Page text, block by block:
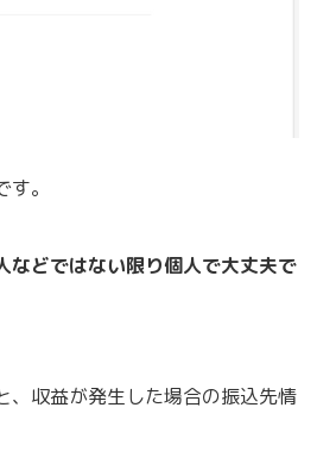
。
などではない限り個人で大丈夫で
、収益が発生した場合の振込先情